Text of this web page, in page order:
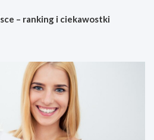
– ranking i ciekawostki